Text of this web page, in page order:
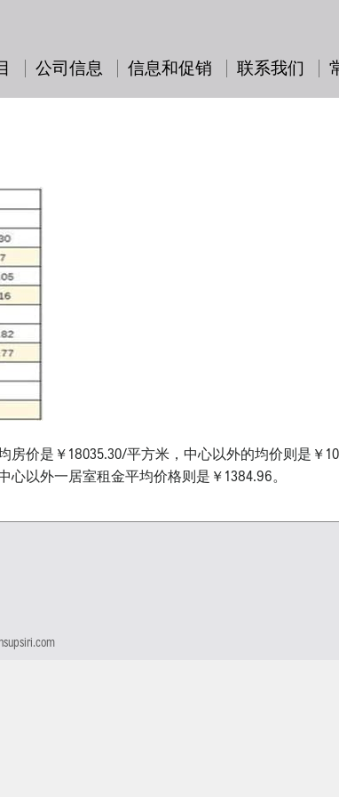
公司信息 信息和促销 联系我们
价是￥18035.30/平方米，中心以外的均价则是￥
以外一居室租金平均价格则是￥1384.96。